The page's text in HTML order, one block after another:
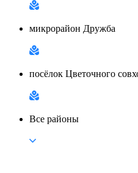
микрорайон Дружба
посёлок Цветочного
Все районы